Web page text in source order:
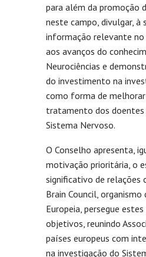
para além da promoção
neste campo, divulgar, à
informação relevante no
aos avanços do
Neurociências e
do investimento na
como forma de
tratamento dos doentes
Sistema Nervoso.
O Conselho apresenta,
motivação prioritária, o
significativo de relações
Brain Council, organismo
Europeia, persegue
objetivos, reunindo
países europeus com
na investigação do